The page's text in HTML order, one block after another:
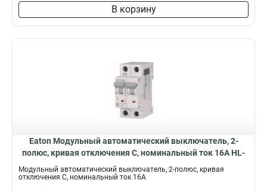
В корзину
Eaton Модульный автоматический выключатель, 2-
полюс, кривая отключения C, номинальный ток 16А HL-
Модульный автоматический выключатель, 2-полюс, кривая
отключения C, номинальный ток 16А